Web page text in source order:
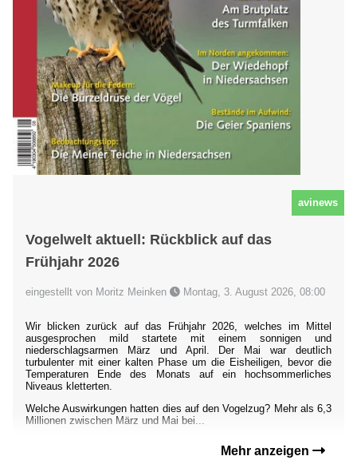
avinews
Vogelwelt aktuell: Rückblick auf das
Frühjahr 2026
eingestellt von Moritz Meinken Montag, 3. August 2026, 08:00
Wir blicken zurück auf das Frühjahr 2026, welches im Mittel
ausgesprochen mild startete mit einem sonnigen und
niederschlagsarmen März und April. Der Mai war deutlich
turbulenter mit einer kalten Phase um die Eisheiligen, bevor die
Temperaturen Ende des Monats auf ein hochsommerliches
Niveaus kletterten.
Welche Auswirkungen hatten dies auf den Vogelzug? Mehr als 6,3
Millionen zwischen März und Mai bei...
Mehr anzeigen